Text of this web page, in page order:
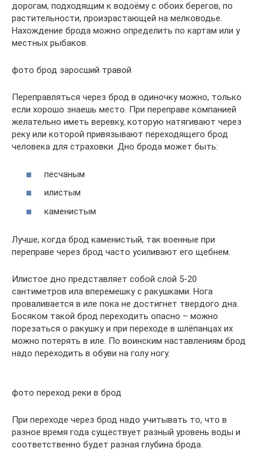
дорогам, подходящим к водоёму с обоих берегов, по
растительности, произрастающей на мелководье.
Нахождение брода можно определить по картам или у
местных рыбаков.
фото брод заросший травой
Переправляться через брод в одиночку можно, только
если хорошо знаешь место. При переправе компанией
желательно иметь веревку, которую натягивают через
реку или которой привязывают переходящего брод
человека для страховки. Дно брода может быть:
песчаным
илистым
каменистым
Лучше, когда брод каменистый, так военные при
переправе через брод часто усиливают его щебнем.
Илистое дно представляет собой слой 5-20
сантиметров ила вперемешку с ракушками. Нога
проваливается в иле пока не достигнет твердого дна.
Босяком такой брод переходить опасно – можно
порезаться о ракушку и при переходе в шлёпанцах их
можно потерять в иле. По воинским наставлениям брод
надо переходить в обуви на голу ногу.
фото переход реки в брод
При переходе через брод надо учитывать то, что в
разное время года существует разный уровень воды и
соответственно будет разная глубина брода.